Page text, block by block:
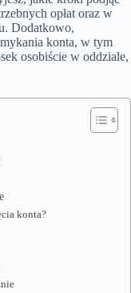
opłat oraz w
Dodatkowo,
konta, w tym
osobiście w oddziale,
konta?